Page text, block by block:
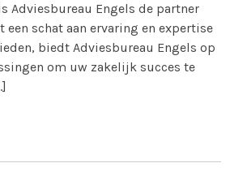
Adviesbureau Engels de partner
schat aan ervaring en expertise
biedt Adviesbureau Engels op
om uw zakelijk succes te